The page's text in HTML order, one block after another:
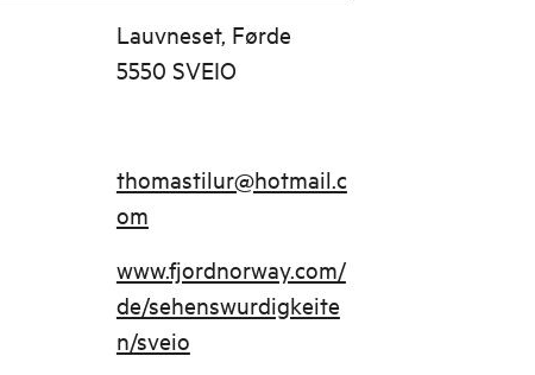
Lauvneset, Førde
5550 SVEIO
thomastilur@hotmail.c
om
www.fjordnorway.com/
de/sehenswurdigkeite
n/sveio